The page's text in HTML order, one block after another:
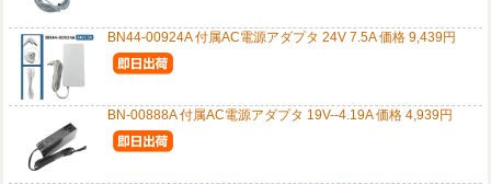
BN44-00924A 付属AC電源アダプタ 24V 7.5A 価格 9,439円
BN-00888A 付属AC電源アダプタ 19V--4.19A 価格 4,939円